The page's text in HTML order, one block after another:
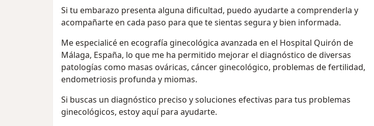
Si tu embarazo presenta alguna dificultad, puedo ayudarte a comprenderla y
acompañarte en cada paso para que te sientas segura y bien informada.
Me especialicé en ecografía ginecológica avanzada en el Hospital Quirón de
Málaga, España, lo que me ha permitido mejorar el diagnóstico de diversas
patologías como masas ováricas, cáncer ginecológico, problemas de fertilidad,
endometriosis profunda y miomas.
Si buscas un diagnóstico preciso y soluciones efectivas para tus problemas
ginecológicos, estoy aquí para ayudarte.